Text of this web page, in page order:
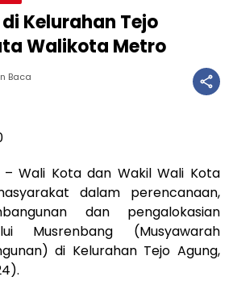
Kelurahan Tejo
Walikota Metro
Baca
– Wali Kota dan Wakil Wali Kota
dalam perencanaan,
dan pengalokasian
Musrenbang (Musyawarah
di Kelurahan Tejo Agung,